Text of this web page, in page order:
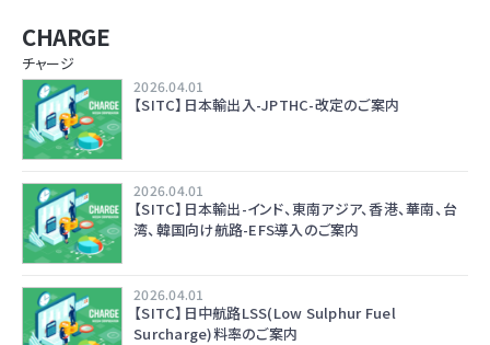
CHARGE
チャージ
2026.04.01
【SITC】日本輸出入-JPTHC-改定のご案内
2026.04.01
【SITC】日本輸出-インド、東南アジア、香港、華南、台
湾、韓国向け航路-EFS導入のご案内
2026.04.01
【SITC】日中航路LSS(Low Sulphur Fuel
Surcharge)料率のご案内